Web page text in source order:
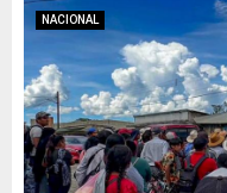
NACIONAL